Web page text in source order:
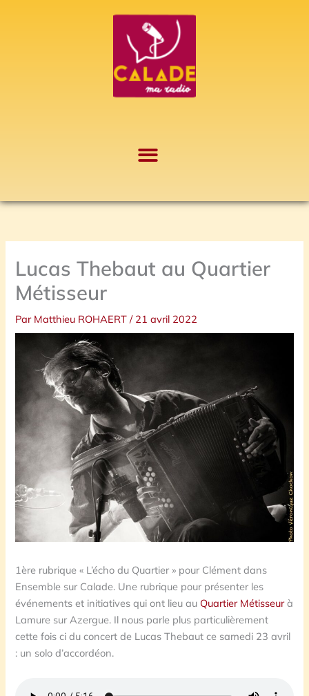
Lucas Thebaut au Quartier
Métisseur
Par Matthieu ROHAERT/ 21 avril 2022
1ère rubrique « L’écho du Quartier » pour Clément dans
Ensemble sur Calade. Une rubrique pour présenter les
événements et initiatives qui ont lieu au Quartier Métisseurà
Lamure sur Azergue. Il nous parle plus particulièrement
cette fois ci du concert de Lucas Thebaut ce samedi 23 avril
: un solo d’accordéon.